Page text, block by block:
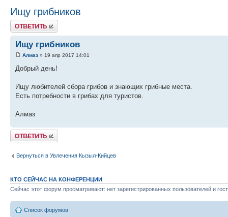
Ищу грибников
Ответить
Ищу грибников
Алмаз » 19 апр 2017 14:01
Добрый день!
Ищу любителей сбора грибов и знающих грибные места.
Есть потребности в грибах для туристов.
Алмаз
Ответить
Вернуться в Увлечения Кызыл-Кийцев
КТО СЕЙЧАС НА КОНФЕРЕНЦИИ
Сейчас этот форум просматривают: нет зарегистрированных пользователей и
Список форумов